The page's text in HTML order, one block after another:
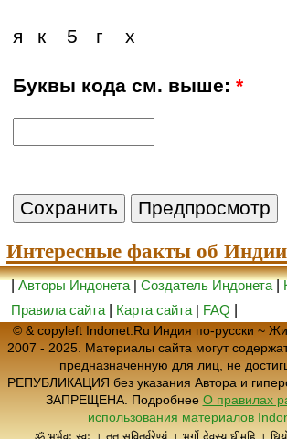
я к 5 х
г
Буквы кода см. выше:*
Интересные факты об Индии
|Авторы Индонета|Создатель Индонета|
Правила сайта
Карта сайта | FAQ
© & copyleft Indonet.Ru Индия по-русски ~
2007 - 2025. Материалы сайта могут
предназначенную для лиц, не
РЕПУБЛИКАЦИЯ без указания Автора и
ЗАПРЕЩЕНА. Подробнее О правилах
использования материалов